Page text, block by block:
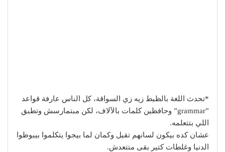
*تحدث اللغة بالظبط زيه زي السواقة، كل الناس عارفة قواعد
”grammar” وحافظين كلمات بالآلاف، لكن مبتمارسش وتطبق
اللي بتتعلمه.
عشان كده بيكون لسانهم تقيل وكمان لما بيجوا يتكلموا بيبوظوا
الدنيا وغلطات كتير بقى متتعدش.